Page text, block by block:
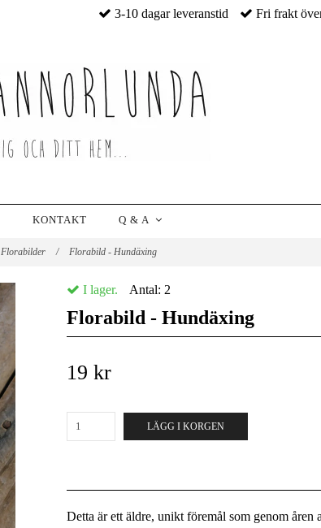
3-10 dagar leveranstid Fri frakt
KONTAKT Q & A
Florabilder / Florabild - Hundäxing
I lager. Antal: 2
Florabild - Hundäxing
19 kr
LÄGG I KORGEN
Detta är ett äldre, unikt föremål som genom åren